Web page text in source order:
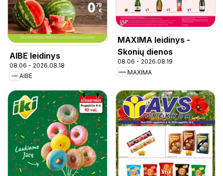
AIBE leidinys
08.06 - 2026.08.18
AIBE
MAXIMA leidinys -
Skonių dienos
08.06 - 2026.08.19
MAXIMA